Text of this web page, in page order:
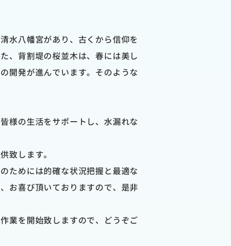
水八幡宮があり、古くから信仰を
、背割堤の桜並木は、春には美し
開発が進んでいます。そのような
様の生活をサポートし、水漏れな
致します。
ためには的確な状況把握と最適な
お喜び頂いておりますので、是非
業を開始致しますので、どうぞご